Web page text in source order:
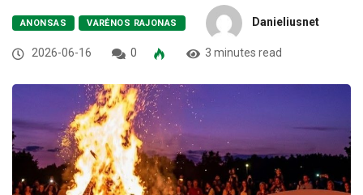
ANONSAS VARĖNOS RAJONAS Danieliusnet
2026-06-16 0 3 minutes read